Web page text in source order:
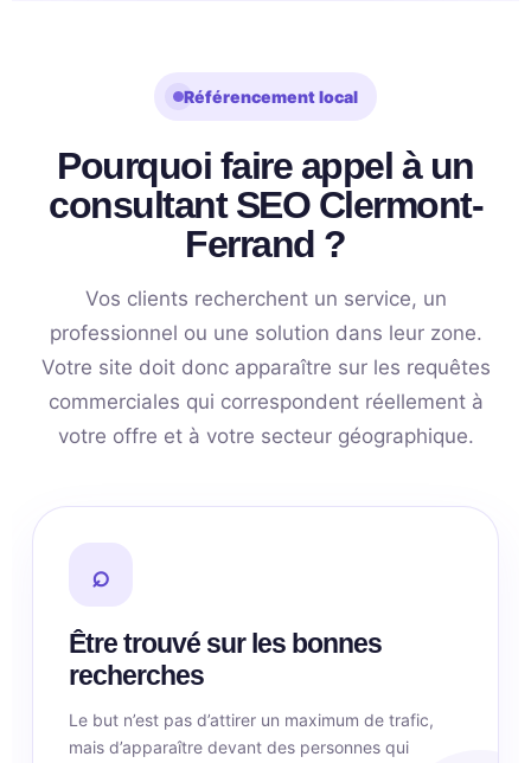
Référencement local
Pourquoi faire appel à un
consultant SEO Clermont-
Ferrand ?
Vos clients recherchent un service, un
professionnel ou une solution dans leur zone.
Votre site doit donc apparaître sur les requêtes
commerciales qui correspondent réellement à
votre offre et à votre secteur géographique.
⌕
Être trouvé sur les bonnes
recherches
Le but n’est pas d’attirer un maximum de trafic,
mais d’apparaître devant des personnes qui